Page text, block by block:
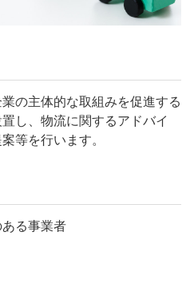
の主体的な取組みを促進する
し、物流に関するアドバイ
等を行います。
る事業者